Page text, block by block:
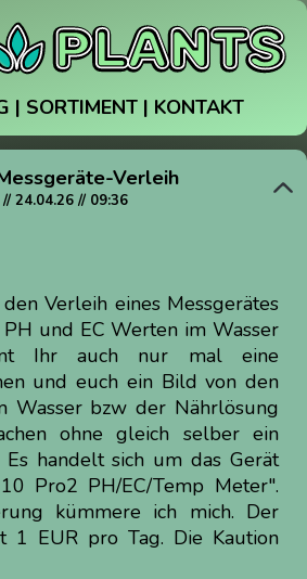
| SORTIMENT | KONTAKT
Verleih
24.04.26 // 09:36
Verleih eines Messgerätes
und EC Werten im Wasser
Ihr auch nur mal eine
und euch ein Bild von den
Wasser bzw der Nährlösung
ohne gleich selber ein
handelt sich um das Gerät
Pro2 PH/EC/Temp Meter".
kümmere ich mich. Der
1 EUR pro Tag. Die Kaution